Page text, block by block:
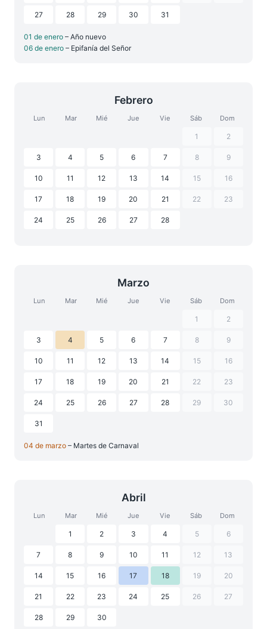
27 28 29 30 31
01 de enero – Año nuevo
06 de enero – Epifanía del Señor
Febrero
Lun Mar Mié Jue Vie Sáb Dom
1 2
3 4 5 6 7 8 9
10 11 12 13 14 15 16
17 18 19 20 21 22 23
24 25 26 27 28
Marzo
Lun Mar Mié Jue Vie Sáb Dom
1 2
3 4 5 6 7 8 9
10 11 12 13 14 15 16
17 18 19 20 21 22 23
24 25 26 27 28 29 30
31
04 de marzo – Martes de Carnaval
Abril
Lun Mar Mié Jue Vie Sáb Dom
1 2 3 4 5 6
7 8 9 10 11 12 13
14 15 16 17 18 19 20
21 22 23 24 25 26 27
28 29 30